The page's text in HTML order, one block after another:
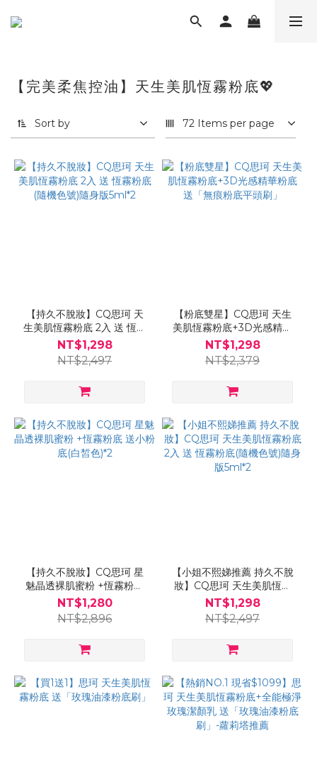
【完美柔焦控油】天生美肌恆霧粉底💖
Sort by 72 Items per page
【持久不脫妝】CQ思珂 天
生美肌恆霧粉底 2入 送 恆霧
粉底(隨機色號)隨身版5ml*2
NT$1,298
NT$2,497
【粉底雙星】CQ思珂 天生
美肌恆霧粉底+3D光感精華
粉底 送「無痕粉底平頭刷」
NT$1,298
NT$2,379
【持久不脫妝】CQ思珂 星
魅晶透裸肌蜜粉 +恆霧粉底
送小粉底(白皙色)*2
NT$1,280
NT$2,896
【小姐不熙娣推薦 持久不脫
妝】CQ思珂 天生美肌恆霧
粉底 2入 送 恆霧粉底(隨機色
號)隨身版5ml*2
NT$1,298
NT$2,497